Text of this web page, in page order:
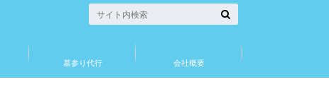
墓参り代行 会社概要